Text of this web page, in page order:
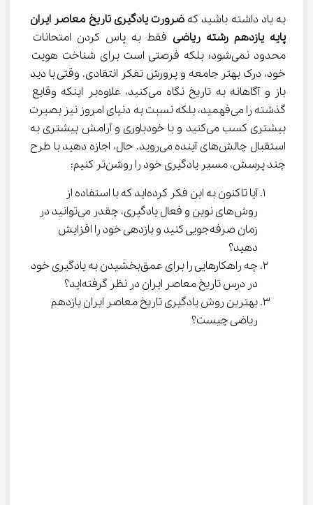
به یاد داشته باشید که ضرورت یادگیری تاریخ معاصر ایران
پایه یازدهم رشته ریاضی فقط به پاس کردن امتحانات
محدود نمی‌شود؛ بلکه فرصتی است برای شناخت هویت
خود، درک بهتر جامعه و پرورش تفکر انتقادی. وقتی با دید
باز و آگاهانه به تاریخ نگاه می‌کنید، علاوه‌بر اینکه وقایع
گذشته را می‌فهمید، بلکه نسبت به دنیای امروز نیز بصیرت
بیشتری کسب می‌کنید و با خودباوری و آرامش بیشتری به
استقبال چالش‌های آینده می‌روید. حال، اجازه دهید با طرح
چند پرسش، مسیر یادگیری خود را روشن‌تر کنیم:
آیا تاکنون به این فکر کرده‌اید که با استفاده از
روش‌های نوین و فعال یادگیری، چقدر می‌توانید در
زمان صرفه‌جویی کنید و بازدهی خود را افزایش
دهید؟
چه راهکارهایی را برای عمق‌بخشیدن به یادگیری خود
در درس تاریخ معاصر ایران در نظر گرفته‌اید؟
بهترین روش یادگیری تاریخ معاصر ایران یازدهم
ریاضی چیست؟